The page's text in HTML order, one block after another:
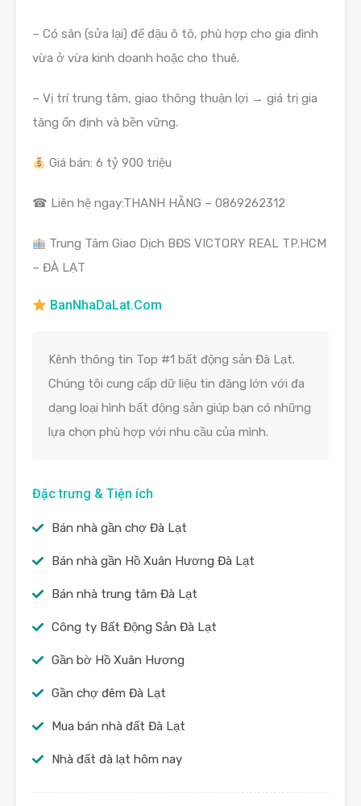
– Có sân (sửa lại) để đậu ô tô, phù hợp cho gia đình
vừa ở vừa kinh doanh hoặc cho thuê.
– Vị trí trung tâm, giao thông thuận lợi → giá trị gia
tăng ổn định và bền vững.
Giá bán: 6 tỷ 900 triệu
☎ Liên hệ ngay:THANH HẰNG – 0869262312
Trung Tâm Giao Dịch BĐS VICTORY REAL TP.HCM
– ĐÀ LẠT
BanNhaDaLat.Com
Kênh thông tin Top #1 bất động sản Đà Lạt.
Chúng tôi cung cấp dữ liệu tin đăng lớn với đa
dạng loại hình bất động sản giúp bạn có những
lựa chọn phù hợp với nhu cầu của mình.
Đặc trưng & Tiện ích
Bán nhà gần chợ Đà Lạt
Bán nhà gần Hồ Xuân Hương Đà Lạt
Bán nhà trung tâm Đà Lạt
Công ty Bất Động Sản Đà Lạt
Gần bờ Hồ Xuân Hương
Gần chợ đêm Đà Lạt
Mua bán nhà đất Đà Lạt
Nhà đất đà lạt hôm nay